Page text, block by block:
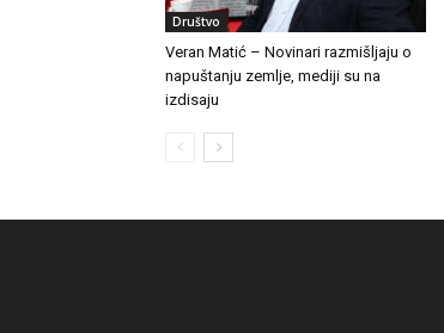
Društvo
Veran Matić – Novinari razmišljaju o
napuštanju zemlje, mediji su na
izdisaju